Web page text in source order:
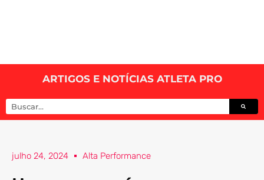
ARTIGOS E NOTÍCIAS ATLETA PRO
julho 24, 2024 Alta Performance